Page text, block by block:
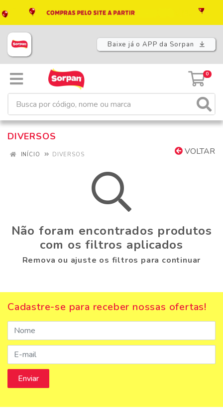
Baixe já o APP da Sorpan
0
DIVERSOS
VOLTAR
INÍCIO DIVERSOS
Não foram encontrados produtos
com os filtros aplicados
Remova ou ajuste os filtros para continuar
Cadastre-se para receber nossas ofertas!